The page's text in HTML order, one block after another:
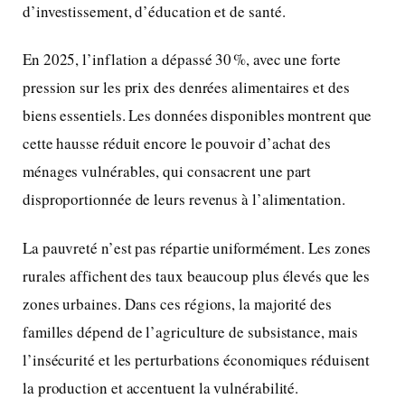
d’investissement, d’éducation et de santé.
En 2025, l’inflation a dépassé 30 %, avec une forte
pression sur les prix des denrées alimentaires et des
biens essentiels. Les données disponibles montrent que
cette hausse réduit encore le pouvoir d’achat des
ménages vulnérables, qui consacrent une part
disproportionnée de leurs revenus à l’alimentation.
La pauvreté n’est pas répartie uniformément. Les zones
rurales affichent des taux beaucoup plus élevés que les
zones urbaines. Dans ces régions, la majorité des
familles dépend de l’agriculture de subsistance, mais
l’insécurité et les perturbations économiques réduisent
la production et accentuent la vulnérabilité.